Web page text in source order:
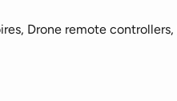
Drone remote controllers,